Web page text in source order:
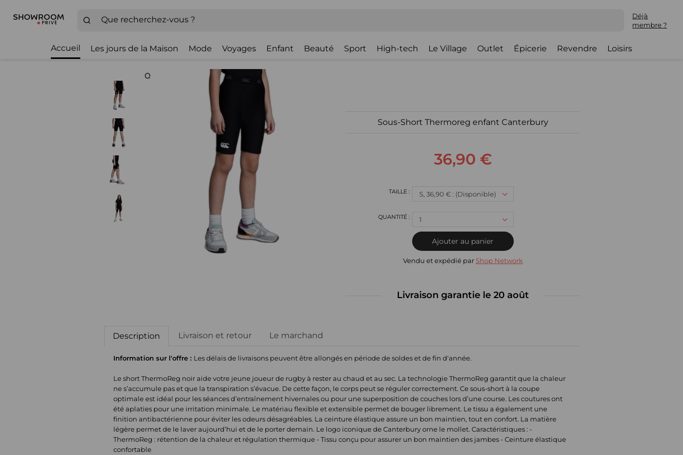
Déjà
membre ?
Accueil Les jours de la Maison Mode Voyages Enfant Beauté Sport High-tech Le Village Outlet Épicerie Revendre Loisirs
Sous-Short Thermoreg enfant Canterbury
36,90 €
S, 36,90 € : (Disponible)
1
Ajouter au panier
Vendu et expédié par Shop Network
Livraison garantie le 20 août
Description Livraison et retour Le marchand
Information sur l'offre : Les délais de livraisons peuvent être allongés en période de soldes et de fin d'année.
Le short ThermoReg noir aide votre jeune joueur de rugby à rester au chaud et au sec. La technologie ThermoReg garantit que la chaleur
ne s’accumule pas et que la transpiration s’évacue. De cette façon, le corps peut se réguler correctement. Ce sous-short à la coupe
optimale est idéal pour les séances d’entraînement hivernales ou pour une superposition de couches lors d’une course. Les coutures ont
été aplaties pour une irritation minimale. Le matériau flexible et extensible permet de bouger librement. Le tissu a également une
finition antibactérienne pour éviter les odeurs désagréables. La ceinture élastique assure un bon maintien, tout en confort. La matière
légère permet de le laver aujourd’hui et de le porter demain. Le logo iconique de Canterbury orne le mollet. Caractéristiques : -
ThermoReg : rétention de la chaleur et régulation thermique - Tissu conçu pour assurer un bon maintien des jambes - Ceinture élastique
confortable